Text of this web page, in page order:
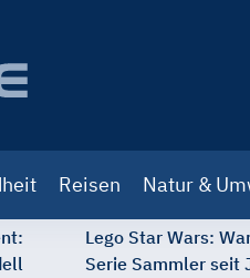
Reisen Natur &
Lego Star Wars:
Serie Sammler seit